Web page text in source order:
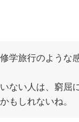
学旅行のような
ない人は、窮屈
もしれないね。